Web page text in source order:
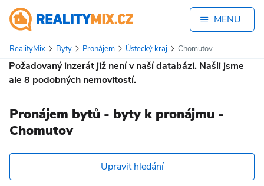
MENU
RealityMix Byty Pronájem Ústecký kraj Chomutov
Požadovaný inzerát již není v naší databázi. Našli jsme
ale 8 podobných nemovitostí.
Pronájem bytů - byty k pronájmu -
Chomutov
Upravit hledání